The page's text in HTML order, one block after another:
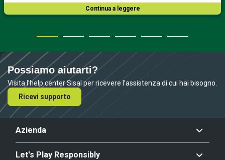
Continua a leggere
Possiamo aiutarti?
Visita l’help center Sisal per ricevere l’assistenza di cui hai bisogno.
Ricevi supporto
Azienda
Let's Play Responsibly